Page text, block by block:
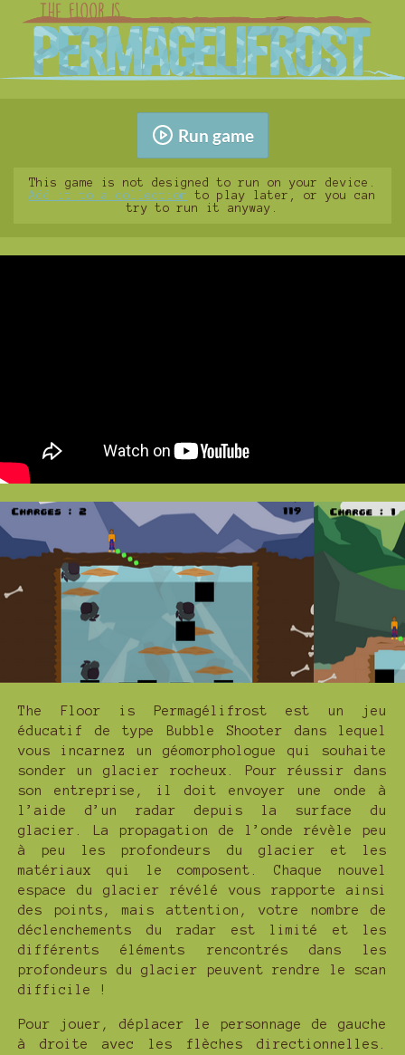
Run game
This game is not designed to run on your device.
Add it to a collection
to play later, or you can
try to run it anyway.
The Floor is Permagélifrost est un jeu
éducatif de type Bubble Shooter dans lequel
vous incarnez un géomorphologue qui souhaite
sonder un glacier rocheux. Pour réussir dans
son entreprise, il doit envoyer une onde à
l’aide d’un radar depuis la surface du
glacier. La propagation de l’onde révèle peu
à peu les profondeurs du glacier et les
matériaux qui le composent. Chaque nouvel
espace du glacier révélé vous rapporte ainsi
des points, mais attention, votre nombre de
déclenchements du radar est limité et les
différents éléments rencontrés dans les
profondeurs du glacier peuvent rendre le scan
difficile !
Pour jouer, déplacer le personnage de gauche
à droite avec les flèches directionnelles.